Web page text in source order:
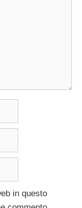
in questo